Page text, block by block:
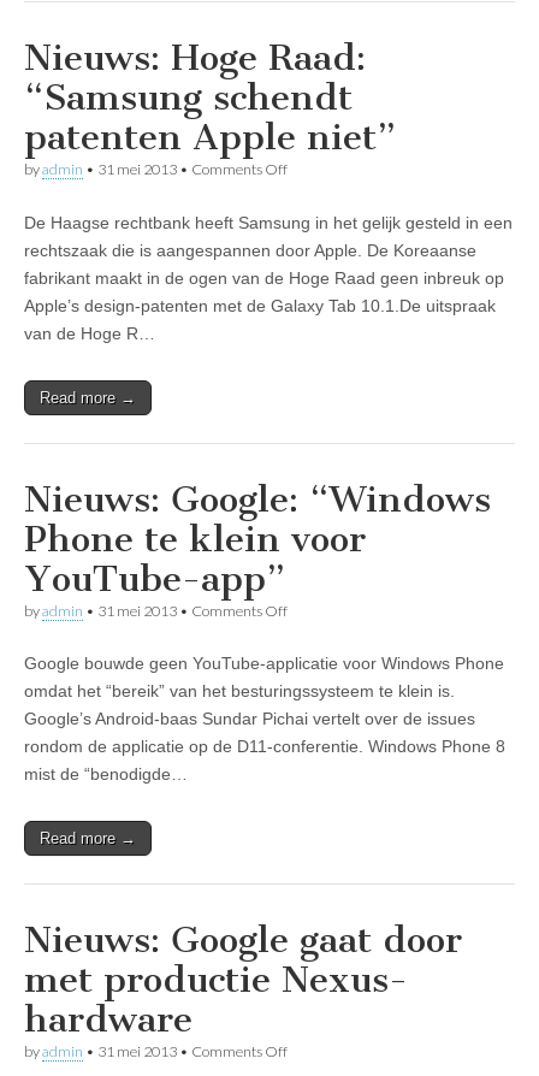
Nieuws: Hoge Raad:
“Samsung schendt
patenten Apple niet”
byadmin • 31 mei 2013 • Comments Offon
Raad:
“Samsung
schendt
patenten
Apple
De Haagse rechtbank heeft Samsung in het gelijk gesteld in een
rechtszaak die is aangespannen door Apple. De Koreaanse
fabrikant maakt in de ogen van de Hoge Raad geen inbreuk op
Apple’s design-patenten met de Galaxy Tab 10.1.De uitspraak
van de Hoge R…
Read more →
Nieuws: Google: “Windows
Phone te klein voor
YouTube-app”
byadmin • 31 mei 2013 • Comments Offon
“Windows
Phone
te
klein
voor
Google bouwde geen YouTube-applicatie voor Windows Phone
omdat het “bereik” van het besturingssysteem te klein is.
Google’s Android-baas Sundar Pichai vertelt over de issues
rondom de applicatie op de D11-conferentie. Windows Phone 8
mist de “benodigde…
Read more →
Nieuws: Google gaat door
met productie Nexus-
hardware
byadmin • 31 mei 2013 • Comments Offon